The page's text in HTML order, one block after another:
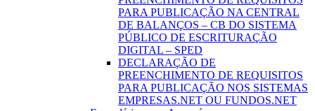
PARA PUBLICAÇÃO NA CENTRAL
DE BALANÇOS – CB DO SISTEMA
PÚBLICO DE ESCRITURAÇÃO
DIGITAL – SPED
DECLARAÇÃO DE
PREENCHIMENTO DE REQUISITOS
PARA PUBLICAÇÃO NOS SISTEMAS
EMPRESAS.NET OU FUNDOS.NET